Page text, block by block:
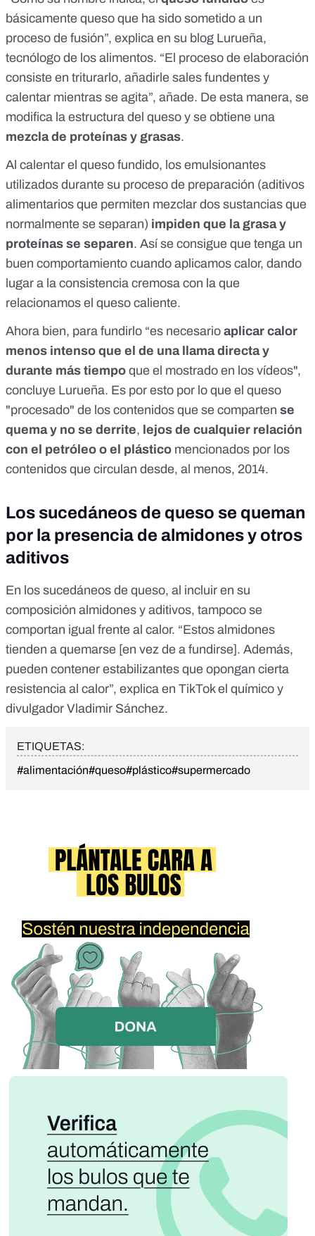
básicamente queso que ha sido sometido a un
proceso de fusión”, explica en su blog Lurueña,
tecnólogo de los alimentos. “El proceso de elaboración
consiste en triturarlo, añadirle sales fundentes y
calentar mientras se agita”, añade. De esta manera, se
modifica la estructura del queso y se obtiene una
mezcla de proteínas y grasas.
Al calentar el queso fundido, los emulsionantes
utilizados durante su proceso de preparación (aditivos
alimentarios que permiten mezclar dos sustancias que
normalmente se separan) impiden que la grasa y
proteínas se separen. Así se consigue que tenga un
buen comportamiento cuando aplicamos calor, dando
lugar a la consistencia cremosa con la que
relacionamos el queso caliente.
Ahora bien, para fundirlo “es necesario aplicar calor
menos intenso que el de una llama directa y
durante más tiempo que el mostrado en los vídeos",
concluye Lurueña. Es por esto por lo que el queso
"procesado" de los contenidos que se comparten se
quemay no se derrite, lejos de cualquier relación
con el petróleo o el plástico mencionados por los
contenidos que circulan desde, al menos, 2014.
Los sucedáneos de queso se queman
por la presencia de almidones y otros
aditivos
En los sucedáneos de queso, al incluir en su
composición almidones y aditivos, tampoco se
comportan igual frente al calor. “Estos almidones
tienden a quemarse [en vez de a fundirse]. Además,
pueden contener estabilizantes que opongan cierta
resistencia al calor”, explica en TikTok el químico y
divulgador Vladimir Sánchez.
ETIQUETAS:
#alimentación#queso#plástico#supermercado